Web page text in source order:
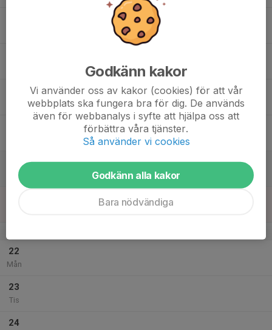
Lör
22
Mån
23
Tis
24
Godkänn kakor
Vi använder oss av kakor (cookies) för att vår
webbplats ska fungera bra för dig. De används
även för webbanalys i syfte att hjälpa oss att
förbättra våra tjänster.
Så använder vi cookies
Godkänn alla kakor
Bara nödvändiga